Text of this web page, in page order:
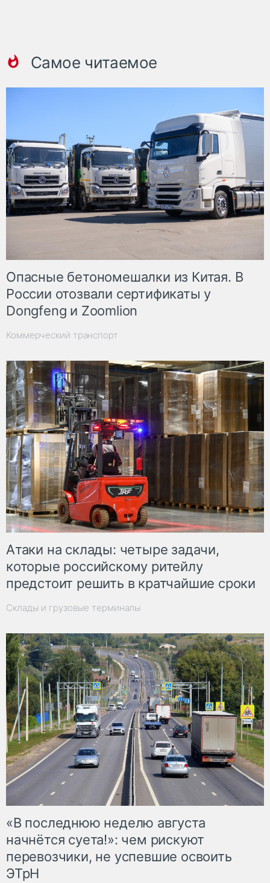
Самое читаемое
Опасные бетономешалки из Китая. В
России отозвали сертификаты у
Dongfeng и Zoomlion
Коммерческий транспорт
Атаки на склады: четыре задачи,
которые российскому ритейлу
предстоит решить в кратчайшие сроки
Склады и грузовые терминалы
«В последнюю неделю августа
начнётся суета!»: чем рискуют
перевозчики, не успевшие освоить
ЭТрН